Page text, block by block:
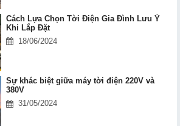
Cách Lựa Chọn Tời Điện Gia Đình Lưu Ý
Khi Lắp Đặt
18/06/2024
Sự khác biệt giữa máy tời điện 220V và
380V
31/05/2024